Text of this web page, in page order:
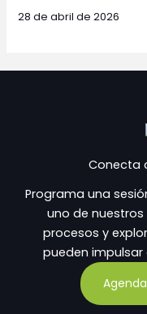
28 de abril de 2026
Conecta
Programa una
uno de
procesos y
pueden